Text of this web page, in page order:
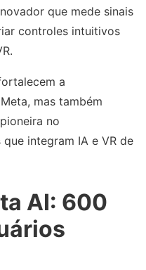
que mede sinais
controles intuitivos
a
mas também
no
integram IA e VR de
AI: 600